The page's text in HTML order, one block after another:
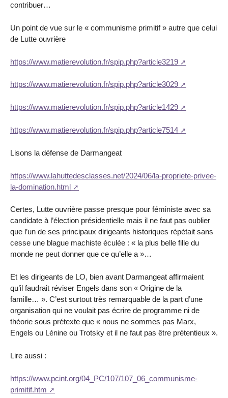
contribuer…
Un point de vue sur le « communisme primitif » autre que celui
de Lutte ouvrière
https://www.matierevolution.fr/spip.php?article3219
https://www.matierevolution.fr/spip.php?article3029
https://www.matierevolution.fr/spip.php?article1429
https://www.matierevolution.fr/spip.php?article7514
Lisons la défense de Darmangeat
https://www.lahuttedesclasses.net/2024/06/la-propriete-privee-
la-domination.html
Certes, Lutte ouvrière passe presque pour féministe avec sa
candidate à l’élection présidentielle mais il ne faut pas oublier
que l’un de ses principaux dirigeants historiques répétait sans
cesse une blague machiste éculée : « la plus belle fille du
monde ne peut donner que ce qu’elle a »…
Et les dirigeants de LO, bien avant Darmangeat affirmaient
qu’il faudrait réviser Engels dans son « Origine de la
famille… ». C’est surtout très remarquable de la part d’une
organisation qui ne voulait pas écrire de programme ni de
théorie sous prétexte que « nous ne sommes pas Marx,
Engels ou Lénine ou Trotsky et il ne faut pas être prétentieux ».
Lire aussi :
https://www.pcint.org/04_PC/107/107_06_communisme-
primitif.htm